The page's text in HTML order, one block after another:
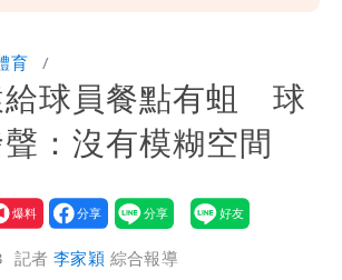
交代」 捐500萬獎學金延續愛
風逼近！鄭明典示警「恐遇黑潮
徑分歧藏警訊：不利強度維持
育
給球員餐點有蛆 球
：沒有模糊空間
要
爆料記者李家穎 綜合報導